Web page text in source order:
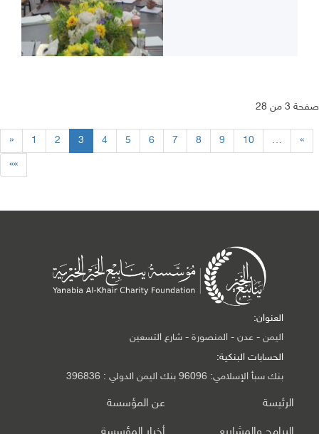
صفحة 3 من 28
« 1 2 3 4 5 6 7 8 9 10 …
»
»»
العنوان:
اليمن - عدن - المنصورة - شارع التسعين
الحسابات البنكية:
بنك سبأ الإسلامي: 96096 بنك اليمن الدولي : 396836
الرئيسة عن المؤسسة